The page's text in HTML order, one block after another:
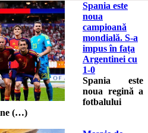
Spania este
noua
campioană
mondială. S-a
impus în fața
Argentinei cu
1-0
Spania este
noua regină a
fotbalului
(…)